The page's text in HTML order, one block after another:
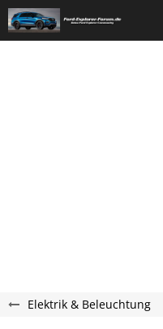
Elektrik & Beleuchtung